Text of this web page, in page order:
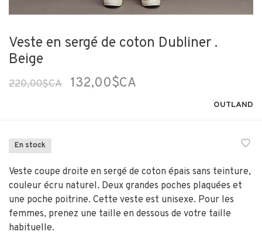
Veste en sergé de coton Dubliner .
Beige
220,00$CA 132,00$CA
OUTLAND
En stock
Veste coupe droite en sergé de coton épais sans teinture,
couleur écru naturel. Deux grandes poches plaquées et
une poche poitrine. Cette veste est unisexe. Pour les
femmes, prenez une taille en dessous de votre taille
habituelle.